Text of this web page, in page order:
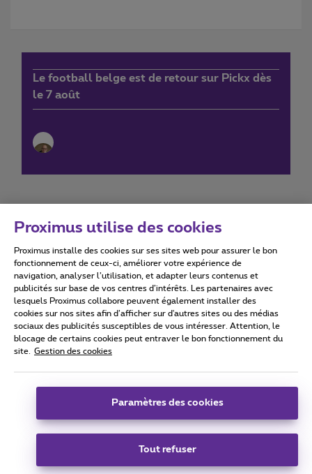
Le football belge est de retour sur Pickx dès
le 7 août
Conditions d'utilisation Accessibility statement
Tous droits réservés. © 2026
Conditions générales, info consommateur
Coordonnées de l’entreprise
Boulevard du Roi Albert II 27 - B-1030 Bruxelles.
Proximus utilise des cookies
Proximus installe des cookies sur ses sites web pour assurer le bon
fonctionnement de ceux-ci, améliorer votre expérience de
navigation, analyser l’utilisation, et adapter leurs contenus et
publicités sur base de vos centres d’intérêts. Les partenaires avec
lesquels Proximus collabore peuvent également installer des
cookies sur nos sites afin d’afficher sur d'autres sites ou des médias
sociaux des publicités susceptibles de vous intéresser. Attention, le
blocage de certains cookies peut entraver le bon fonctionnement du
site.
Gestion des cookies
Paramètres des cookies
Tout refuser